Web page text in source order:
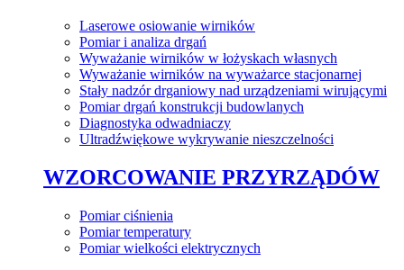
Laserowe osiowanie wirników
Pomiar i analiza drgań
Wyważanie wirników w łożyskach własnych
Wyważanie wirników na wyważarce stacjonarnej
Stały nadzór drganiowy nad urządzeniami wirującymi
Pomiar drgań konstrukcji budowlanych
Diagnostyka odwadniaczy
Ultradźwiękowe wykrywanie nieszczelności
WZORCOWANIE PRZYRZĄDÓW
Pomiar ciśnienia
Pomiar temperatury
Pomiar wielkości elektrycznych